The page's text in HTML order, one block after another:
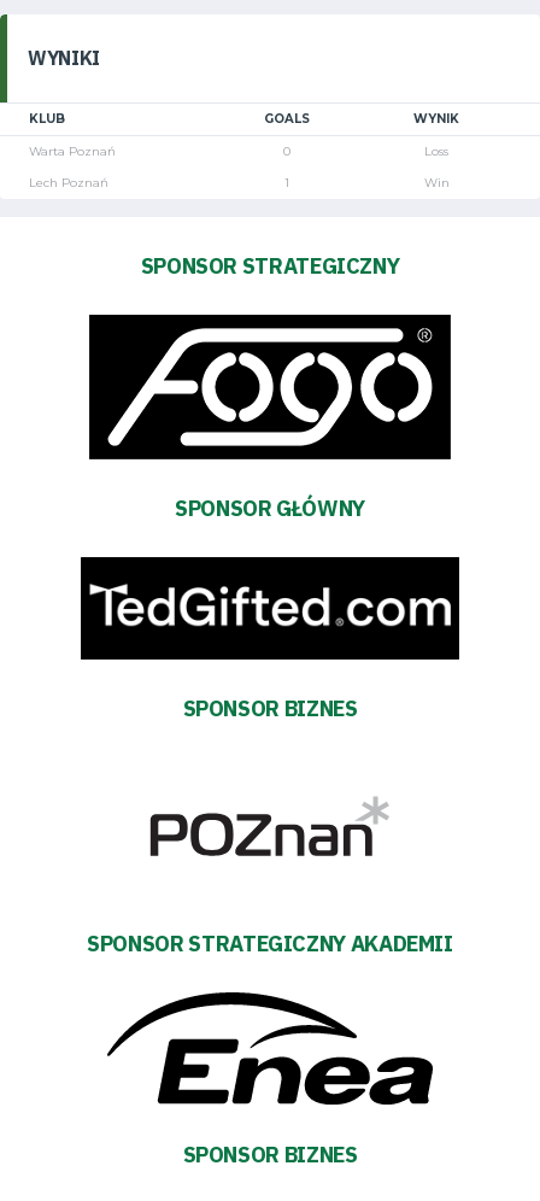
WYNIKI
KLUB GOALS WYNIK
Warta Poznań 0
Loss
Lech Poznań
1 Win
SPONSOR STRATEGICZNY
SPONSOR GŁÓWNY
SPONSOR BIZNES
SPONSOR STRATEGICZNY AKADEMII
SPONSOR BIZNES